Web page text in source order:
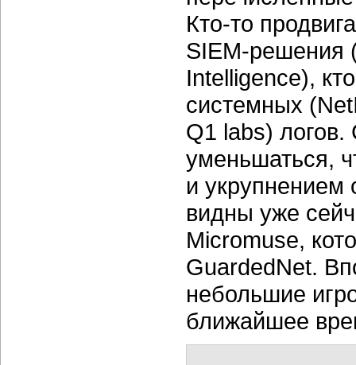
Кто-то
SIEM-решения
Intelligence),
системных
Q1 labs)
уменьшаться,
и укрупнением
видны уже
Micromuse,
GuardedNet.
небольшие
ближайшее